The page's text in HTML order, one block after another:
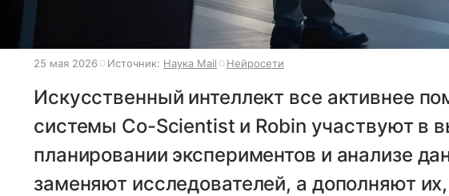
25 мая 2026 Источник: Наука Mail Нейросети
Искусственный интеллект все активнее
системы Co-Scientist и Robin участвуют в
планировании экспериментов и анализе
заменяют исследователей, а дополняют